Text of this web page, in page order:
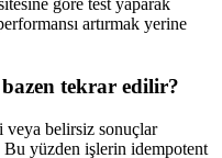
göre test yaparak
artırmak yerine
tekrar edilir?
veya belirsiz sonuçlar
Bu yüzden işlerin idempotent